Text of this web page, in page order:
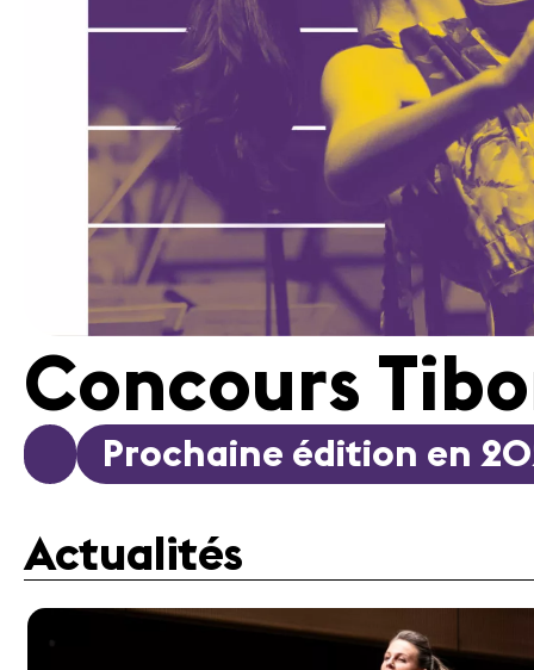
Concours
Prochaine édition en
Actualités